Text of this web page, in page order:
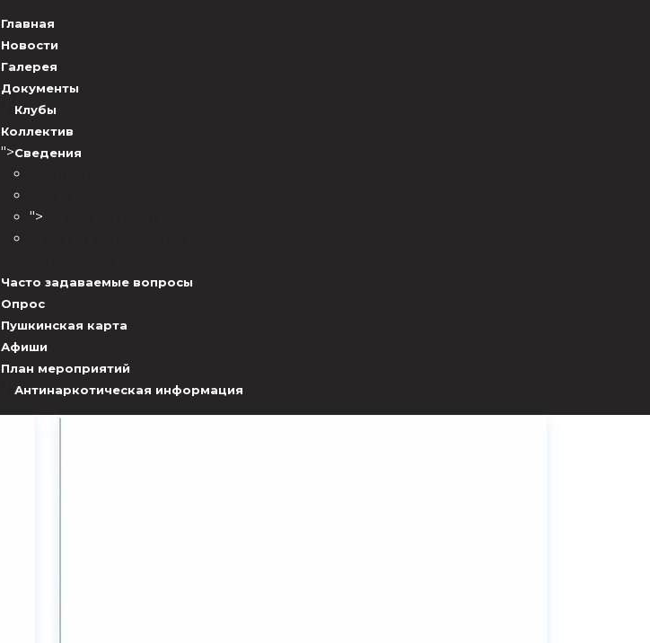
Главная
Новости
Галерея
Документы
Клубы
Коллектив
">Сведения
">
Часто задаваемые вопросы
Опрос
Пушкинская карта
Афиши
План мероприятий
Антинаркотическая информация